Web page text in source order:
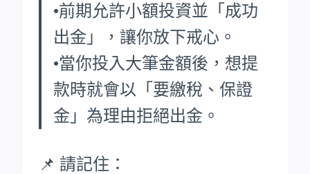
•前期允許小額投資並「成功
出金」，讓你放下戒心。
•當你投入大筆金額後，想提
款時就會以「要繳稅、保證
金」為理由拒絕出金。
📌 請記住：